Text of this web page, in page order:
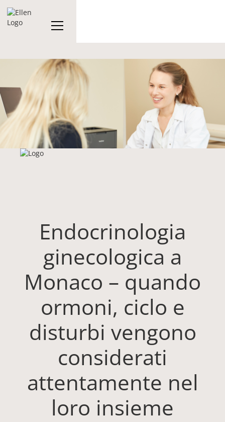
Endocrinologia
ginecologica a
Monaco – quando
ormoni, ciclo e
disturbi vengono
considerati
attentamente nel
loro insieme